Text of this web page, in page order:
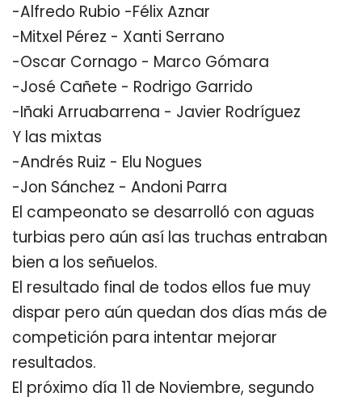
-Alfredo Rubio -Félix Aznar
-Mitxel Pérez - Xanti Serrano
-Oscar Cornago - Marco Gómara
-José Cañete - Rodrigo Garrido
-Iñaki Arruabarrena - Javier Rodríguez
Y las mixtas
-Andrés Ruiz - Elu Nogues
-Jon Sánchez - Andoni Parra
El campeonato se desarrolló con aguas
turbias pero aún así las truchas entraban
bien a los señuelos.
El resultado final de todos ellos fue muy
dispar pero aún quedan dos días más de
competición para intentar mejorar
resultados.
El próximo día 11 de Noviembre, segundo